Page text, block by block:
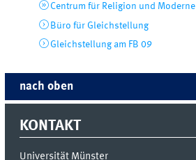
Centrum für Religion und Moderne
Büro für Gleichstellung
Gleichstellung am FB 09
nach oben
KONTAKT
Universität Münster